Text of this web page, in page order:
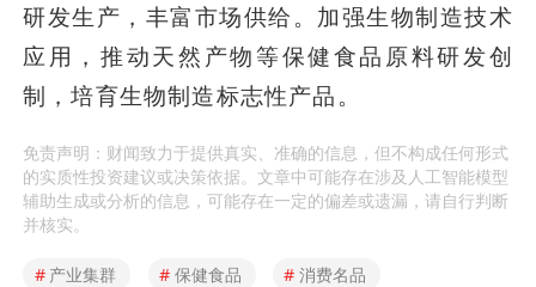
研发生产，丰富市场供给。加强生物制造技术
应用，推动天然产物等保健食品原料研发创
制，培育生物制造标志性产品。
免责声明：财闻致力于提供真实、准确的信息，但不构成任何形式
的实质性投资建议或决策依据。文章中可能存在涉及人工智能模型
辅助生成或分析的信息，可能存在一定的偏差或遗漏，请自行判断
并核实。
# 产业集群 # 保健食品 # 消费名品